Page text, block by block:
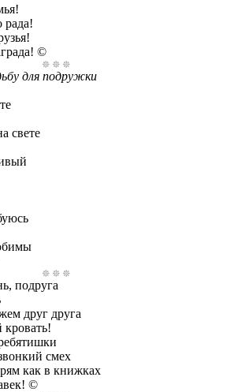
рада!
©
для подружки
свете
подруга
друг друга
кровать!
смех
как в книжках
©